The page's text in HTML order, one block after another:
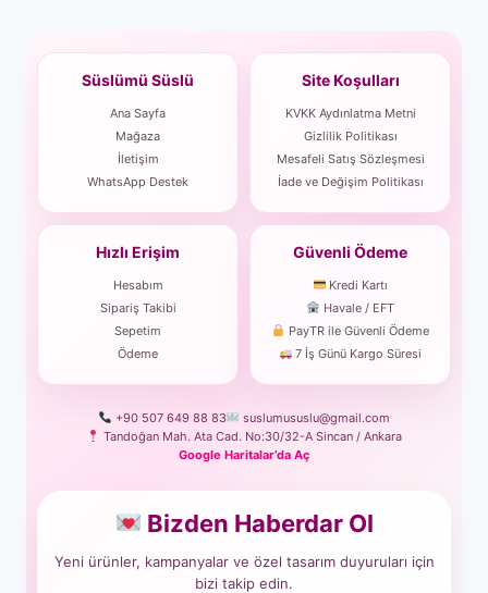
Süslümü Süslü
Ana Sayfa
Mağaza
İletişim
WhatsApp Destek
Site Koşulları
KVKK Aydınlatma Metni
Gizlilik Politikası
Mesafeli Satış Sözleşmesi
İade ve Değişim Politikası
Hızlı Erişim
Hesabım
Sipariş Takibi
Sepetim
Ödeme
Güvenli Ödeme
Kredi Kartı
Havale / EFT
PayTR ile Güvenli Ödeme
7 İş Günü Kargo Süresi
+90 507 649 88 83
suslumususlu@gmail.com
Tandoğan Mah. Ata Cad. No:30/32-A Sincan / Ankara
Google Haritalar’da Aç
Bizden Haberdar Ol
Yeni ürünler, kampanyalar ve özel tasarım duyuruları için
bizi takip edin.